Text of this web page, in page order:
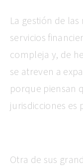
La gestión de
servicios
compleja y, de
se atreven a
porque piensan
jurisdicciones es
Otra de sus